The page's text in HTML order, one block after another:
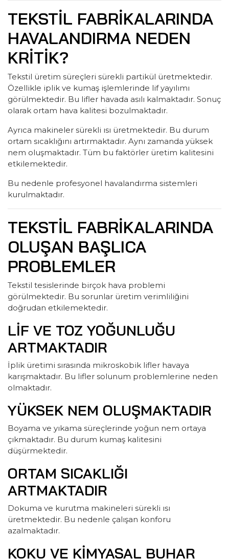
TEKSTIL FABRIKALARINDA
HAVALANDIRMA NEDEN
KRITIK?
Tekstil üretim süreçleri sürekli partikül üretmektedir.
Özellikle iplik ve kumaş işlemlerinde lif yayılımı
görülmektedir. Bu lifler havada asılı kalmaktadır. Sonuç
olarak ortam hava kalitesi bozulmaktadır.
Ayrıca makineler sürekli ısı üretmektedir. Bu durum
ortam sıcaklığını artırmaktadır. Aynı zamanda yüksek
nem oluşmaktadır. Tüm bu faktörler üretim kalitesini
etkilemektedir.
Bu nedenle profesyonel havalandırma sistemleri
kurulmaktadır.
TEKSTIL FABRIKALARINDA
OLUŞAN BAŞLICA
PROBLEMLER
Tekstil tesislerinde birçok hava problemi
görülmektedir. Bu sorunlar üretim verimliliğini
doğrudan etkilemektedir.
LIF VE TOZ YOĞUNLUĞU
ARTMAKTADIR
İplik üretimi sırasında mikroskobik lifler havaya
karışmaktadır. Bu lifler solunum problemlerine neden
olmaktadır.
YÜKSEK NEM OLUŞMAKTADIR
Boyama ve yıkama süreçlerinde yoğun nem ortaya
çıkmaktadır. Bu durum kumaş kalitesini
düşürmektedir.
ORTAM SICAKLIĞI
ARTMAKTADIR
Dokuma ve kurutma makineleri sürekli ısı
üretmektedir. Bu nedenle çalışan konforu
azalmaktadır.
KOKU VE KIMYASAL BUHAR